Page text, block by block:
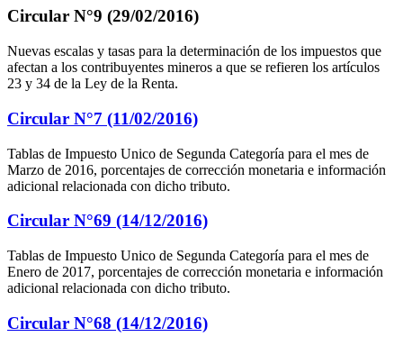
Circular N°9 (29/02/2016)
Nuevas escalas y tasas para la determinación de los impuestos que
afectan a los contribuyentes mineros a que se refieren los artículos
23 y 34 de la Ley de la Renta.
Circular N°7 (11/02/2016)
Tablas de Impuesto Unico de Segunda Categoría para el mes de
Marzo de 2016, porcentajes de corrección monetaria e información
adicional relacionada con dicho tributo.
Circular N°69 (14/12/2016)
Tablas de Impuesto Unico de Segunda Categoría para el mes de
Enero de 2017, porcentajes de corrección monetaria e información
adicional relacionada con dicho tributo.
Circular N°68 (14/12/2016)